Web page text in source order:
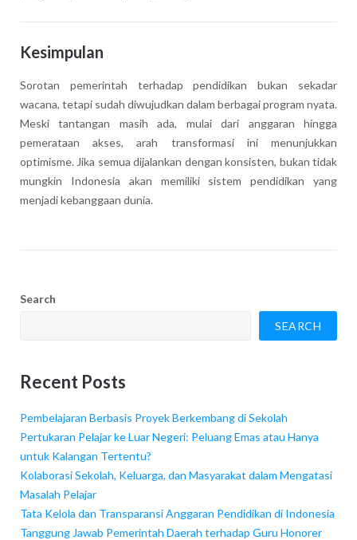
Kesimpulan
Sorotan pemerintah terhadap pendidikan bukan sekadar
wacana, tetapi sudah diwujudkan dalam berbagai program nyata.
Meski tantangan masih ada, mulai dari anggaran hingga
pemerataan akses, arah transformasi ini menunjukkan
optimisme. Jika semua dijalankan dengan konsisten, bukan tidak
mungkin Indonesia akan memiliki sistem pendidikan yang
menjadi kebanggaan dunia.
Search
SEARCH
Recent Posts
Pembelajaran Berbasis Proyek Berkembang di Sekolah
Pertukaran Pelajar ke Luar Negeri: Peluang Emas atau Hanya
untuk Kalangan Tertentu?
Kolaborasi Sekolah, Keluarga, dan Masyarakat dalam Mengatasi
Masalah Pelajar
Tata Kelola dan Transparansi Anggaran Pendidikan di Indonesia
Tanggung Jawab Pemerintah Daerah terhadap Guru Honorer